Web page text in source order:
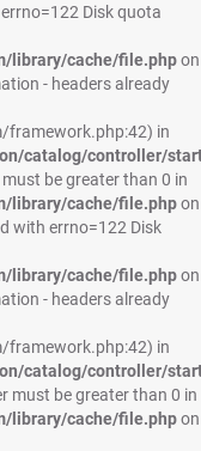
Disk quota
library/cache/file.phpon
- headers already
in
catalog/controller/
be greater than 0 in
library/cache/file.phpon
with errno=122 Disk
library/cache/file.phpon
- headers already
in
catalog/controller/
must be greater than 0 in
library/cache/file.phpon